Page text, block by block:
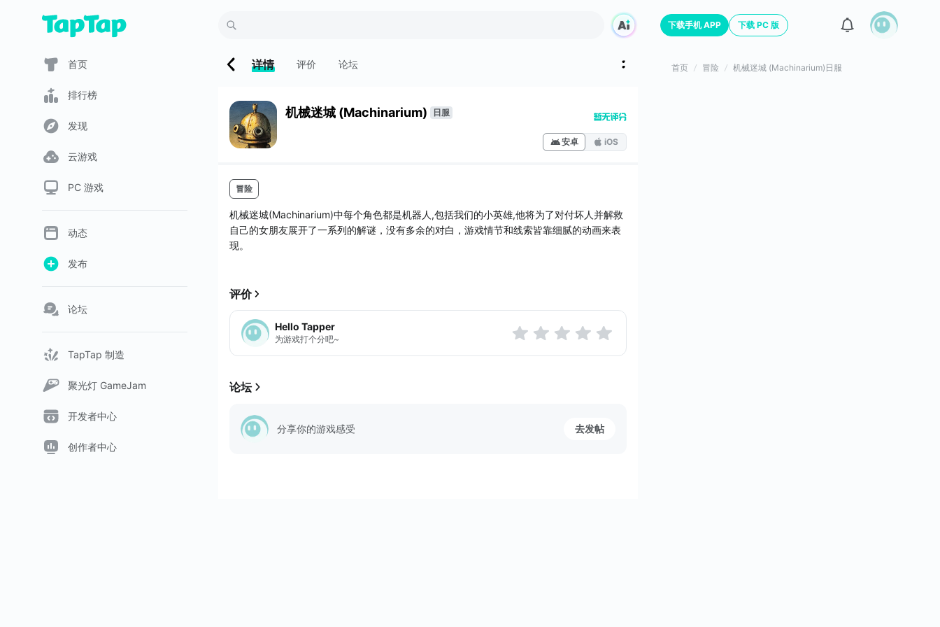
首页
排行榜
发现
云游戏
PC 游戏
动态
发布
论坛
TapTap 制造
聚光灯 GameJam
开发者中心
创作者中心
详情 评价 论坛
机械迷城 (Machinarium) 日服
安卓 iOS
冒险
机械迷城(Machinarium)中每个角色都是机器人,包括我们的小英雄,他将为了对付坏人并解救
自己的女朋友展开了一系列的解谜，没有多余的对白，游戏情节和线索皆靠细腻的动画来表
现。
评价
Hello Tapper
为游戏打个分吧~
论坛
分享你的游戏感受 去发帖
下载手机 APP 下载 PC 版
首页 冒险 机械迷城 (Machinarium)日服